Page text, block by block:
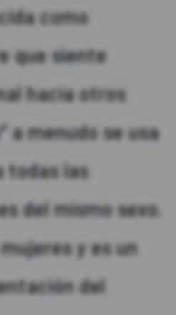
como
que siente
hacia otros
a menudo se usa
todas las
del mismo sexo.
y es un
del